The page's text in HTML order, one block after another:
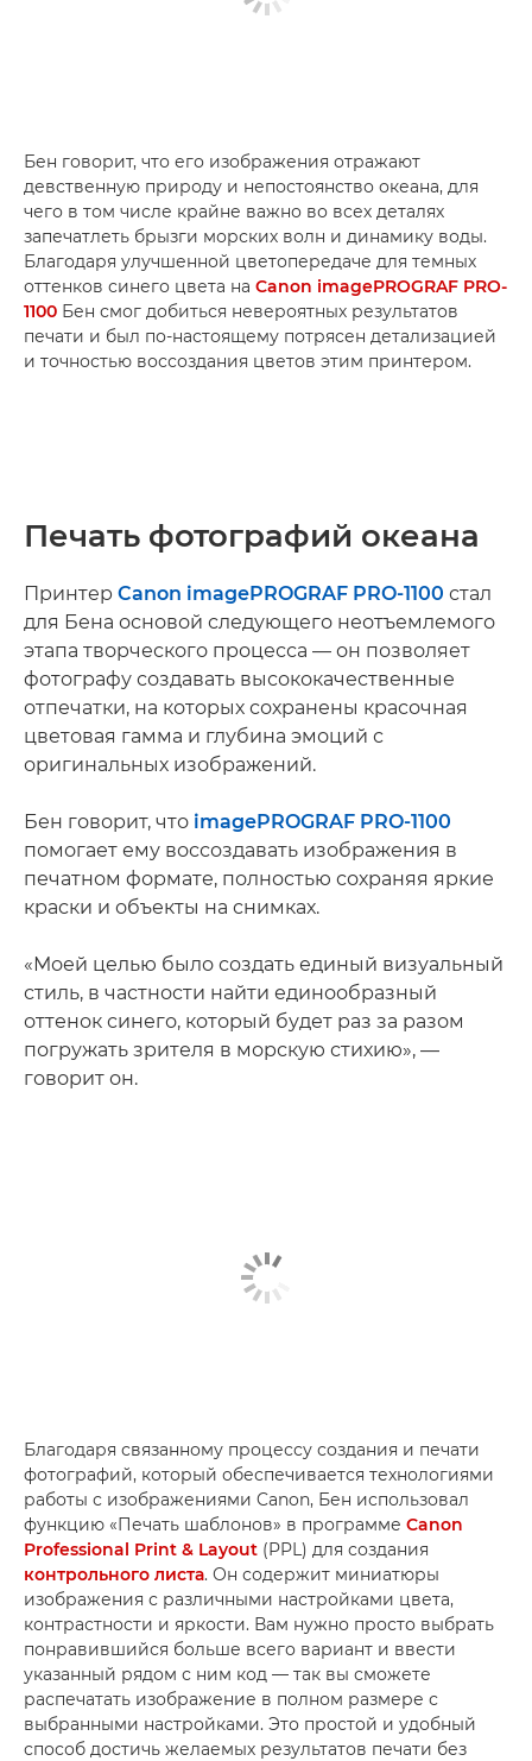
Бен говорит, что его изображения отражают
девственную природу и непостоянство океана, для
чего в том числе крайне важно во всех деталях
запечатлеть брызги морских волн и динамику воды.
Благодаря улучшенной цветопередаче для темных
оттенков синего цвета на Canon imagePROGRAF PRO-
1100 Бен смог добиться невероятных результатов
печати и был по-настоящему потрясен детализацией
и точностью воссоздания цветов этим принтером.
Печать фотографий океана
Принтер Canon imagePROGRAF PRO-1100 стал
для Бена основой следующего неотъемлемого
этапа творческого процесса — он позволяет
фотографу создавать высококачественные
отпечатки, на которых сохранены красочная
цветовая гамма и глубина эмоций с
оригинальных изображений.
Бен говорит, что imagePROGRAF PRO-1100
помогает ему воссоздавать изображения в
печатном формате, полностью сохраняя яркие
краски и объекты на снимках.
«Моей целью было создать единый визуальный
стиль, в частности найти единообразный
оттенок синего, который будет раз за разом
погружать зрителя в морскую стихию», —
говорит он.
Благодаря связанному процессу создания и печати
фотографий, который обеспечивается технологиями
работы с изображениями Canon, Бен использовал
функцию «Печать шаблонов» в программе Canon
Professional Print & Layout (PPL) для создания
контрольного листа. Он содержит миниатюры
изображения с различными настройками цвета,
контрастности и яркости. Вам нужно просто выбрать
понравившийся больше всего вариант и ввести
указанный рядом с ним код — так вы сможете
распечатать изображение в полном размере с
выбранными настройками. Это простой и удобный
способ достичь желаемых результатов печати без